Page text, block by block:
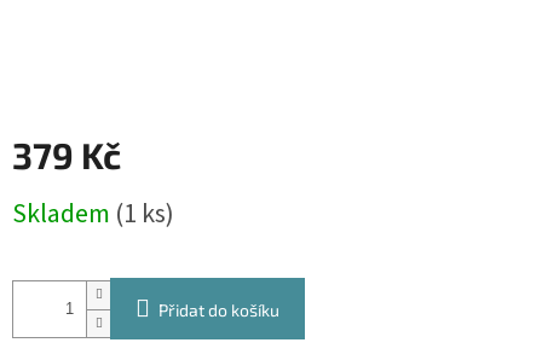
379 Kč
cena:
Skladem (1 ks)
Přidat do košíku